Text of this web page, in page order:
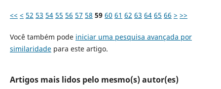
<< < 52 53 54 55 56 57 58 59 60 61 62 63 64 65 66 > >>
Você também pode iniciar uma pesquisa avançada por
similaridadepara este artigo.
Artigos mais lidos pelo mesmo(s) autor(es)